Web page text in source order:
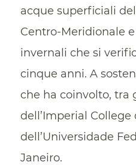
acque superficiali
Centro-Meridionale
invernali che si
cinque anni. A
che ha coinvolto, tra
dell’Imperial College
dell’Universidade
Janeiro.